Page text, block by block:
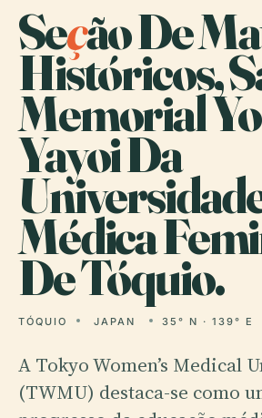
Seção De
Históricos,
Memorial
Yayoi Da
Médica
De Tóquio.
TÓQUIO JAPAN 35° N · 139° E
A Tokyo Women’s Medical
(TWMU) destaca-se como